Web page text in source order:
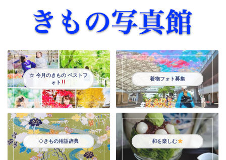
☆ 今月のきもの ベストフ
ォト
着物フォト募集
◇きもの用語辞典 和を楽しむ